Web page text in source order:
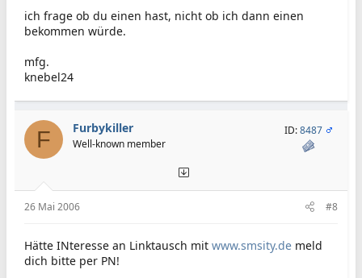
ich frage ob du einen hast, nicht ob ich dann einen
bekommen würde.
mfg.
knebel24
F Furbykiller
Well-known member
ID:8487
26 Mai 2006 #8
Hätte INteresse an Linktausch mit www.smsity.de meld
dich bitte per PN!